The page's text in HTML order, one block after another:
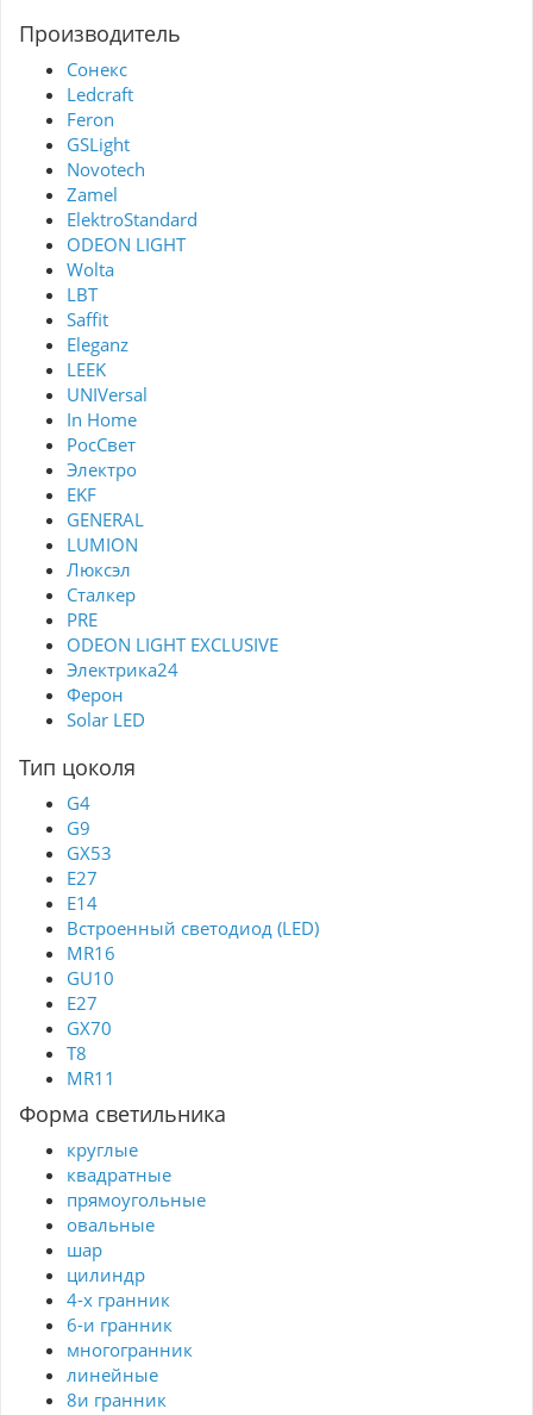
Производитель
Сонекс
Ledcraft
Feron
GSLight
Novotech
Zamel
ElektroStandard
ODEON LIGHT
Wolta
LBT
Saffit
Eleganz
LEEK
UNIVersal
In Home
РосСвет
Электро
EKF
GENERAL
LUMION
Люксэл
Сталкер
PRE
ODEON LIGHT EXCLUSIVE
Электрика24
Ферон
Solar LED
Тип цоколя
G4
G9
GX53
Е27
E14
Встроенный светодиод (LED)
MR16
GU10
E27
GX70
T8
MR11
Форма светильника
круглые
квадратные
прямоугольные
овальные
шар
цилиндр
4-х гранник
6-и гранник
многогранник
линейные
8и гранник